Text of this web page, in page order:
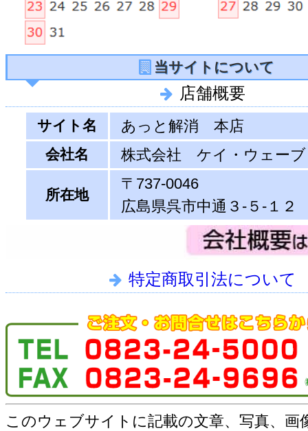
当サイトについて
店舗概要
サイト名 あっと解消 本店
会社名 株式会社 ケイ・ウェー
所在地
〒737-0046
広島県呉市中通３-５-１２
特定商取引法について
このウェブサイトに記載の文章、写真、画